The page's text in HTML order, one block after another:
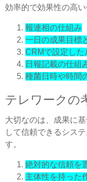
効率的で効果性の高
報連相の仕組み
一日の成果目標
CRMで設定した
日報記載の仕組
種菌日時や時間
テレワークの
大切なのは、成果に
して信頼できるシス
す。
絶対的な信頼を
主体性を持った